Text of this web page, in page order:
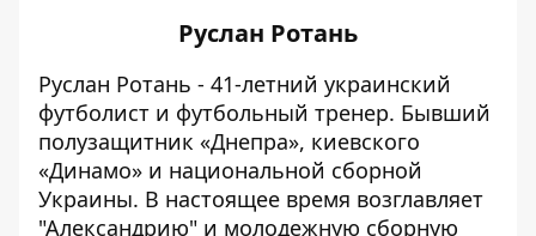
Руслан Ротань
Руслан Ротань - 41-летний украинский
футболист и футбольный тренер. Бывший
полузащитник «Днепра», киевского
«Динамо» и национальной сборной
Украины. В настоящее время возглавляет
"Александрию" и молодежную сборную